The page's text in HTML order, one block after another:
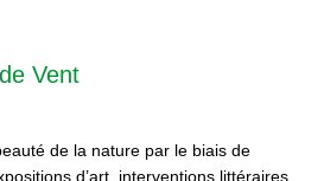
Vent
de la nature par le biais de
d’art, interventions littéraires,